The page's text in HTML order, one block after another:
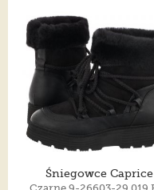
Śniegowce Caprice